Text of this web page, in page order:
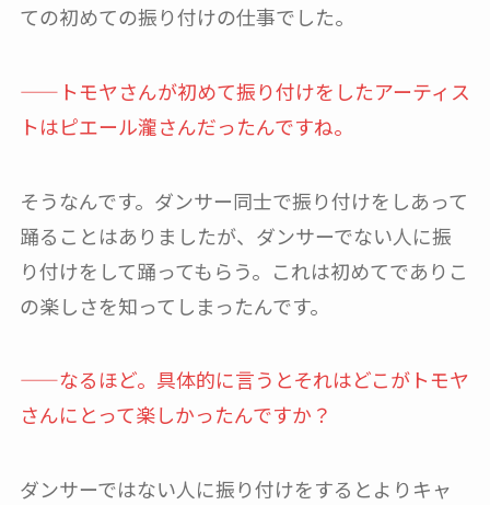
ての初めての振り付けの仕事でした。
——トモヤさんが初めて振り付けをしたアーティス
トはピエール瀧さんだったんですね。
そうなんです。ダンサー同士で振り付けをしあって
踊ることはありましたが、ダンサーでない人に振
り付けをして踊ってもらう。これは初めてでありこ
の楽しさを知ってしまったんです。
——なるほど。具体的に言うとそれはどこがトモヤ
さんにとって楽しかったんですか？
ダンサーではない人に振り付けをするとよりキャ